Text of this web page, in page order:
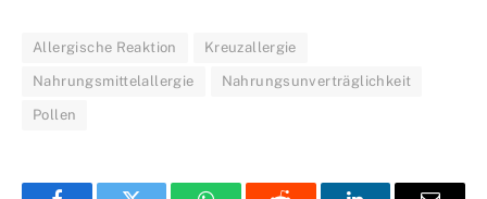
Allergische Reaktion Kreuzallergie
Nahrungsmittelallergie Nahrungsunverträglichkeit
Pollen